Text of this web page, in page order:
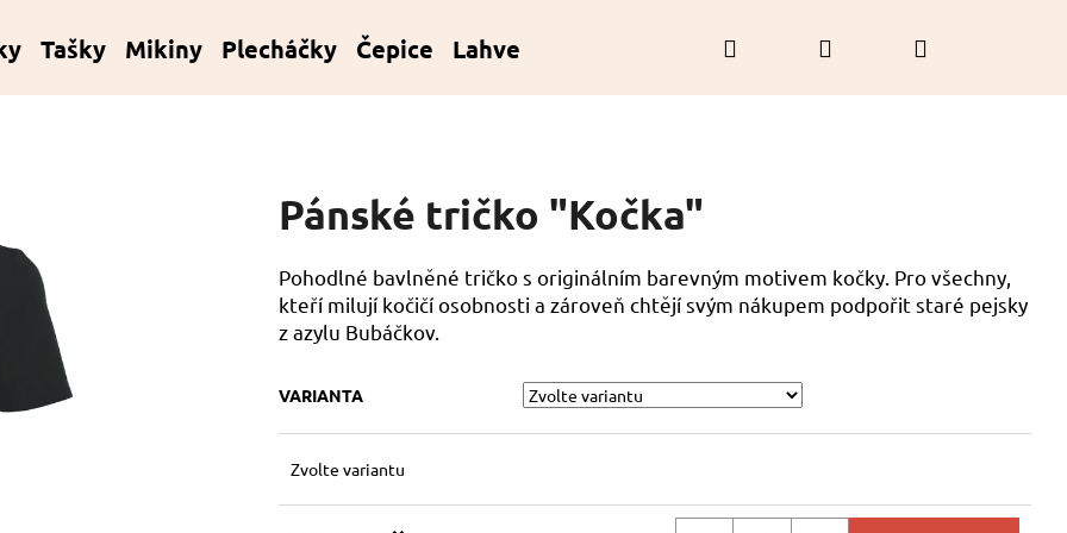
Tašky Mikiny Plecháčky Čepice Lahve Hledat PřihlášeníNákupní
Pánské tričko "Kočka"
Pohodlné bavlněné tričko s originálním barevným motivem kočky. Pro všechny,
kteří milují kočičí osobnosti a zároveň chtějí svým nákupem podpořit staré pejsky
z azylu Bubáčkov.
VARIANTA
Zvolte variantu
HLEDAT
KORÁLKOVÝ NÁRAMEK - ČERVENÝ KORÁLKOVÝ NÁRAMEK - LÁVOVÝ